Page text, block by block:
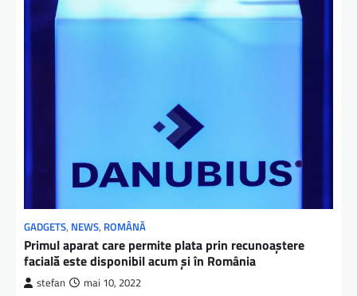
GADGETS, NEWS, ROMÂNĂ
Primul aparat care permite plata prin recunoaștere
facială este disponibil acum și în România
stefan mai 10, 2022